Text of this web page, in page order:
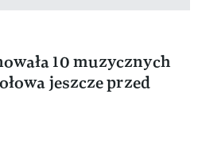
10 muzycznych
jeszcze przed